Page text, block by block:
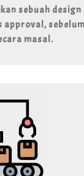
sebuah design
approval, sebelum
masal.